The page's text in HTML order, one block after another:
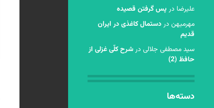
عليرضا در پس گرفتن قصیده
مهرمیهن دردستمال کاغذی در ایران
قدیم
سید مصطفی جلالی درشرح کلّی غزلی از
حافظ (2)
دسته‌ها